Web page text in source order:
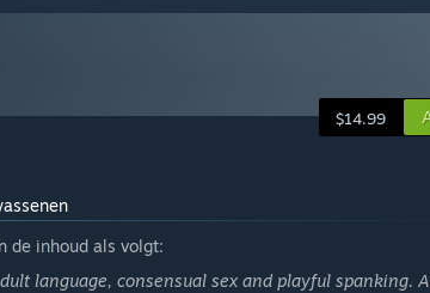
$14.99
de inhoud als volgt:
language, consensual sex and playful spanking.